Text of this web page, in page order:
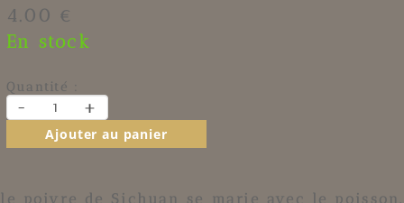
4.00 €
En stock
Quantité :
- +
Ajouter au panier
le poivre de Sichuan se marie avec le poisson,